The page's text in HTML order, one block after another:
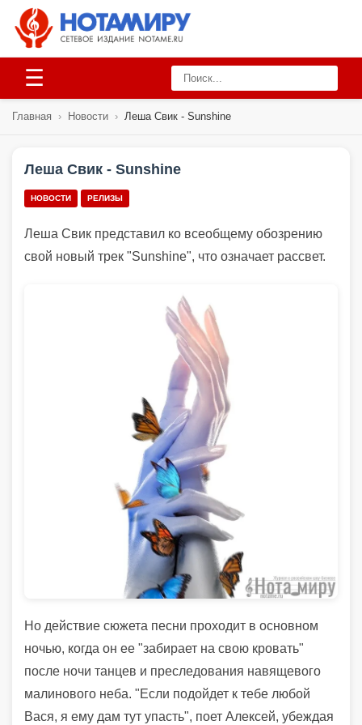
☰
Главная › Новости › Леша Свик - Sunshine
Леша Свик - Sunshine
НОВОСТИ РЕЛИЗЫ
Леша Свик представил ко всеобщему обозрению
свой новый трек "Sunshine", что означает рассвет.
Но действие сюжета песни проходит в основном
ночью, когда он ее "забирает на свою кровать"
после ночи танцев и преследования навящевого
малинового неба. "Если подойдет к тебе любой
Вася, я ему дам тут упасть", поет Алексей, убеждая